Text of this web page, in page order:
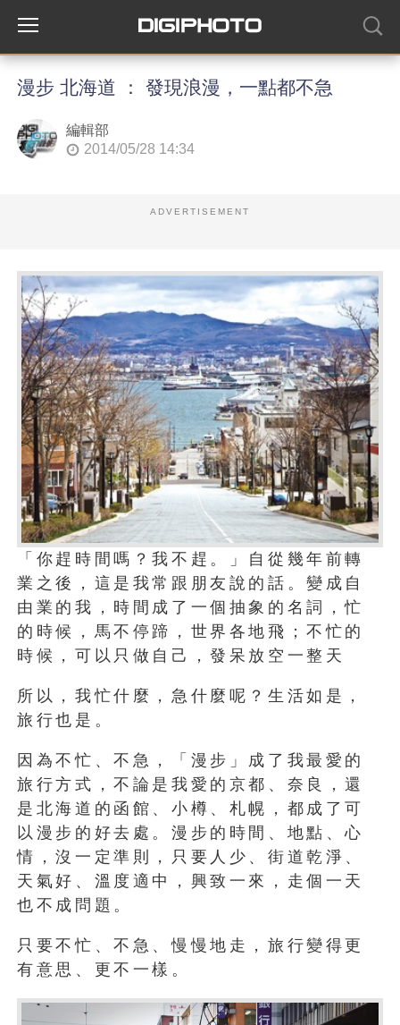
漫步 北海道 ： 發現浪漫，一點都不急
編輯部
2014/05/28 14:34
ADVERTISEMENT
「你趕時間嗎？我不趕。」自從幾年前轉
業之後，這是我常跟朋友說的話。變成自
由業的我，時間成了一個抽象的名詞，忙
的時候，馬不停蹄，世界各地飛；不忙的
時候，可以只做自己，發呆放空一整天
所以，我忙什麼，急什麼呢？生活如是，
旅行也是。
因為不忙、不急，「漫步」成了我最愛的
旅行方式，不論是我愛的京都、奈良，還
是北海道的函館、小樽、札幌，都成了可
以漫步的好去處。漫步的時間、地點、心
情，沒一定準則，只要人少、街道乾淨、
天氣好、溫度適中，興致一來，走個一天
也不成問題。
只要不忙、不急、慢慢地走，旅行變得更
有意思、更不一樣。